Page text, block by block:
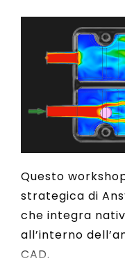
Questo
strategica di
che integra
all’interno
CAD.